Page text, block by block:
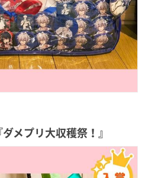
メプリ大収穫祭！』